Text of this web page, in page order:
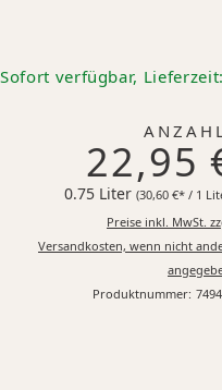
Sofort verfügbar,
22,95
0.75 Liter (30,60 €* / 1
Preise inkl. MwSt.
Versandkosten, wenn nicht
Produktnummer: